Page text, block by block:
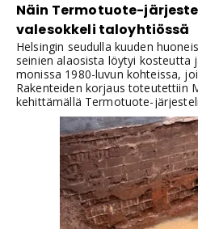
Näin Termotuote-
valesokkeli taloyhtiössä
Helsingin seudulla kuuden
seinien alaosista löytyi kosteutta
monissa 1980-luvun kohteissa,
Rakenteiden korjaus toteutettiin
kehittämällä Termotuote-
kapillaarisen kosteuden
rakenteellisen tuennan yhdeksi